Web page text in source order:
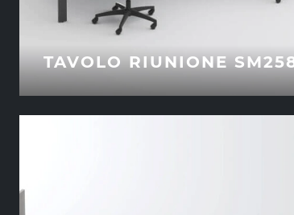
TAVOLO RIUNIONE